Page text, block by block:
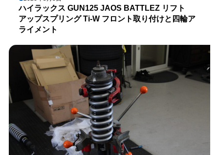
ハイラックス GUN125 JAOS BATTLEZ リフト
アップスプリング Ti-W フロント取り付けと四輪ア
ライメント